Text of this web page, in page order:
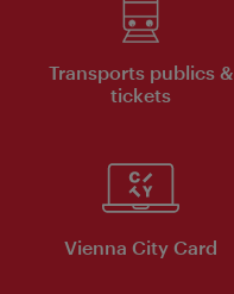
Transports publics &
tickets
Vienna City Card